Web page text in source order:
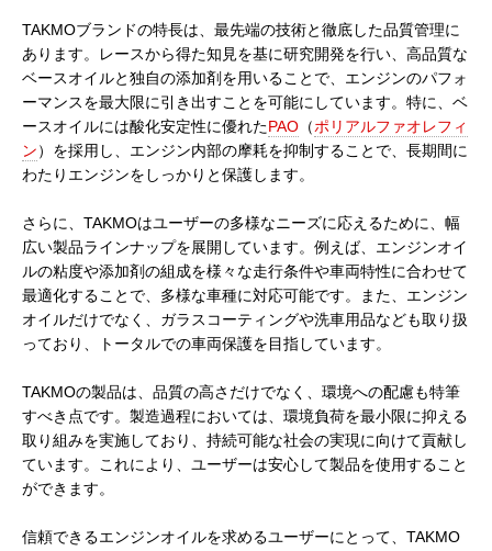
TAKMOブランドの特長は、最先端の技術と徹底した品質管理に
あります。レースから得た知見を基に研究開発を行い、高品質な
ベースオイルと独自の添加剤を用いることで、エンジンのパフォ
ーマンスを最大限に引き出すことを可能にしています。特に、ベ
ースオイルには酸化安定性に優れたPAO （ポリアルファオレフィ
ン）を採用し、エンジン内部の摩耗を抑制することで、長期間に
わたりエンジンをしっかりと保護します。
さらに、TAKMOはユーザーの多様なニーズに応えるために、幅
広い製品ラインナップを展開しています。例えば、エンジンオイ
ルの粘度や添加剤の組成を様々な走行条件や車両特性に合わせて
最適化することで、多様な車種に対応可能です。また、エンジン
オイルだけでなく、ガラスコーティングや洗車用品なども取り扱
っており、トータルでの車両保護を目指しています。
TAKMOの製品は、品質の高さだけでなく、環境への配慮も特筆
すべき点です。製造過程においては、環境負荷を最小限に抑える
取り組みを実施しており、持続可能な社会の実現に向けて貢献し
ています。これにより、ユーザーは安心して製品を使用すること
ができます。
信頼できるエンジンオイルを求めるユーザーにとって、TAKMO